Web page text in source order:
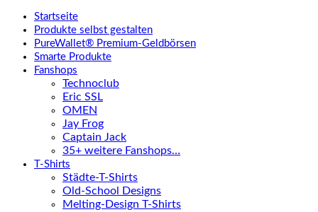
Startseite
Produkte selbst gestalten
PureWallet® Premium-Geldbörsen
Smarte Produkte
Fanshops
Technoclub
Eric SSL
OMEN
Jay Frog
Captain Jack
35+ weitere Fanshops…
T-Shirts
Städte-T-Shirts
Old-School Designs
Melting-Design T-Shirts